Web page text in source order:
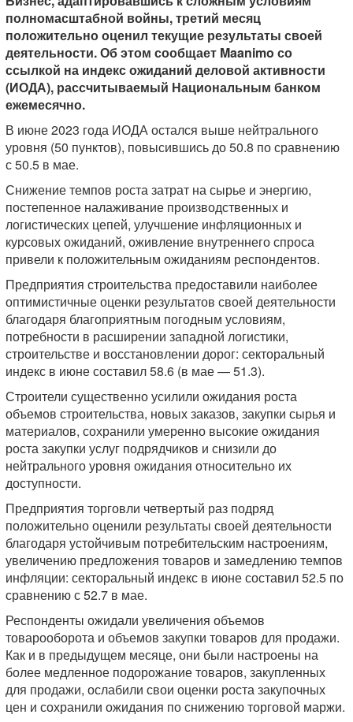
полномасштабной войны, третий месяц
положительно оценил текущие результаты своей
деятельности. Об этом сообщает Maanimo со
ссылкой на индекс ожиданий деловой активности
(ИОДА), рассчитываемый Национальным банком
ежемесячно.
В июне 2023 года ИОДА остался выше нейтрального
уровня (50 пунктов), повысившись до 50.8 по сравнению
с 50.5 в мае.
Снижение темпов роста затрат на сырье и энергию,
постепенное налаживание производственных и
логистических цепей, улучшение инфляционных и
курсовых ожиданий, оживление внутреннего спроса
привели к положительным ожиданиям респондентов.
Предприятия строительства предоставили наиболее
оптимистичные оценки результатов своей деятельности
благодаря благоприятным погодным условиям,
потребности в расширении западной логистики,
строительстве и восстановлении дорог: секторальный
индекс в июне составил 58.6 (в мае — 51.3).
Строители существенно усилили ожидания роста
объемов строительства, новых заказов, закупки сырья и
материалов, сохранили умеренно высокие ожидания
роста закупки услуг подрядчиков и снизили до
нейтрального уровня ожидания относительно их
доступности.
Предприятия торговли четвертый раз подряд
положительно оценили результаты своей деятельности
благодаря устойчивым потребительским настроениям,
увеличению предложения товаров и замедлению темпов
инфляции: секторальный индекс в июне составил 52.5 по
сравнению с 52.7 в мае.
Респонденты ожидали увеличения объемов
товарооборота и объемов закупки товаров для продажи.
Как и в предыдущем месяце, они были настроены на
более медленное подорожание товаров, закупленных
для продажи, ослабили свои оценки роста закупочных
цен и сохранили ожидания по снижению торговой маржи.